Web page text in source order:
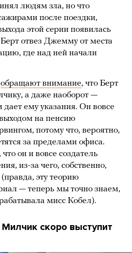
людям зла, но что
после поездки,
этой серии появилась
отвез Джемму от места
где над ней начали
обращают внимание, что Берт
а даже наоборот —
дает ему указания. Он вовсе
на пенсию
потому что, вероятно,
за пределами офиса.
, что он и вовсе создатель
из-за чего, собственно,
эту теорию
— теперь мы точно знаем,
мисс Кобел).
скоро выступит